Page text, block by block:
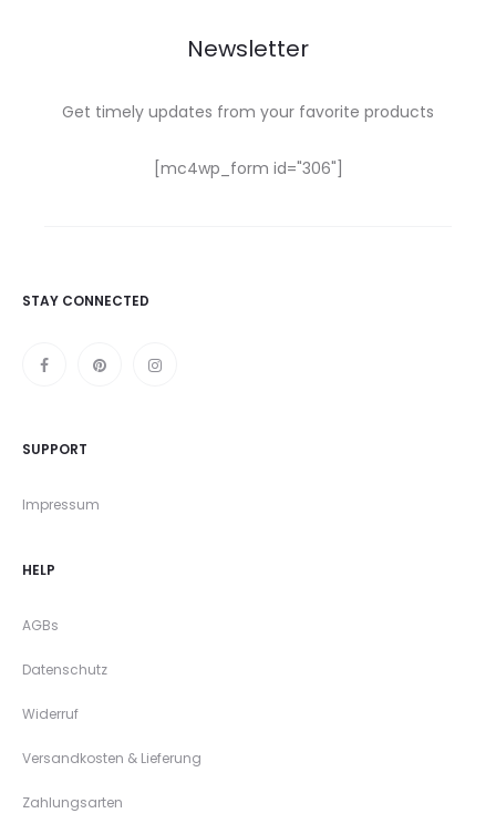
Newsletter
Get timely updates from your favorite products
[mc4wp_form id="306"]
STAY CONNECTED
SUPPORT
Impressum
HELP
AGBs
Datenschutz
Widerruf
Versandkosten & Lieferung
Zahlungsarten